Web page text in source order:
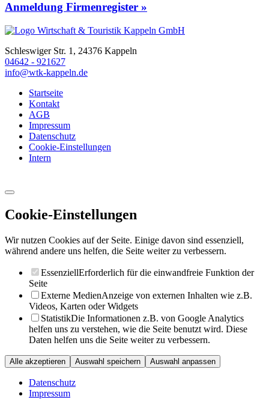
Anmeldung Firmenregister »
Schleswiger Str. 1, 24376 Kappeln
04642 - 921627
info@wtk-kappeln.de
Startseite
Kontakt
AGB
Impressum
Datenschutz
Cookie-Einstellungen
Intern
Cookie-Einstellungen
Wir nutzen Cookies auf der Seite. Einige davon sind essenziell,
während andere uns helfen, die Seite weiter zu verbessern.
EssenziellErforderlich für die einwandfreie Funktion der
Seite
Externe MedienAnzeige von externen Inhalten wie z.B.
Videos, Karten oder Widgets
StatistikDie Informationen z.B. von Google Analytics
helfen uns zu verstehen, wie die Seite benutzt wird. Diese
Daten helfen uns die Seite weiter zu verbessern.
Alle akzeptieren Auswahl speichern Auswahl anpassen
Datenschutz
Impressum